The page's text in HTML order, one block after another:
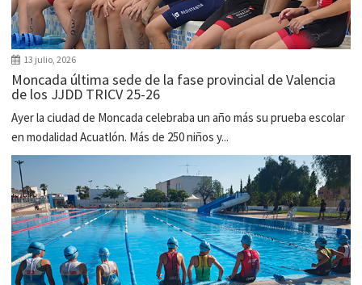
13 julio, 2026
Moncada última sede de la fase provincial de Valencia
de los JJDD TRICV 25-26
Ayer la ciudad de Moncada celebraba un año más su prueba escolar
en modalidad Acuatlón. Más de 250 niños y...